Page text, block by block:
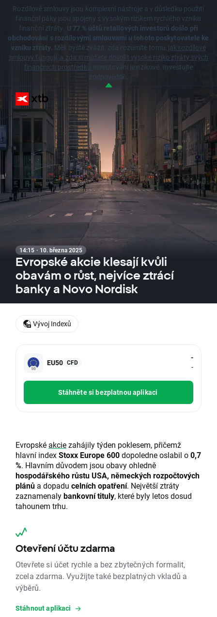
Rozdílové smlouvy jsou komplexní nástroje a v důsledku použití
finanční páky jsou spojeny s vysokým rizikem rychlého vzniku
finanční ztráty. U 77 % účtů retailových investorů došlo při
obchodování s rozdílovými smlouvami u tohoto poskytovatele ke
vzniku ztráty. Měli byste zvážit, zda rozumíte tomu, jak rozdílové
smlouvy fungují, a zda si můžete dovolit vysoké riziko ztráty svých
finančních prostředků.Investování je rizikové. Investujte
zodpovědně.
14:15 · 10. března 2025
Evropské akcie klesají kvůli
obavám o růst, nejvíce ztrácí
banky a Novo Nordisk
EU50 CFD
-
-
Stáhněte si bezplatnou aplikaci
Evropské akciezahájily týden poklesem, přičemž
hlavní indexStoxx Europe 600dopoledne oslabil o0,7
%. Hlavním důvodem jsou obavy ohledně
hospodářského růstu USA, německých rozpočtových
plánů a dopadu celních opatření. Největší ztráty
zaznamenalybankovní tituly, které byly letos dosud
tahounem trhu.
Otevření účtu zdarma
Otevřete si účet rychle a bez zbytečných formalit,
zcela zdarma. Využijte také bezplatných vkladů a
výběrů.
Stáhnout aplikaci
Vývoj Indexů